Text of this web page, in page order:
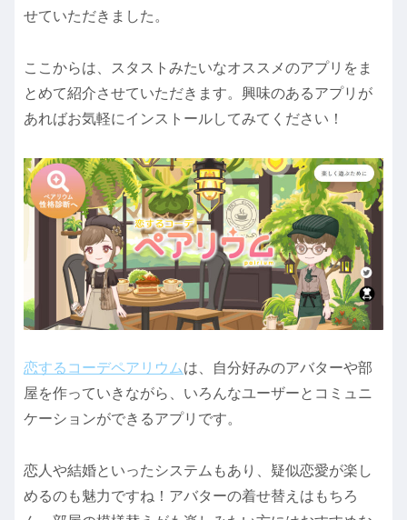
せていただきました。
ここからは、スタストみたいなオススメのアプリをま
とめて紹介させていただきます。興味のあるアプリが
あればお気軽にインストールしてみてください！
恋するコーデペアリウムは、自分好みのアバターや部
屋を作っていきながら、いろんなユーザーとコミュニ
ケーションができるアプリです。
恋人や結婚といったシステムもあり、疑似恋愛が楽し
めるのも魅力ですね！アバターの着せ替えはもちろ